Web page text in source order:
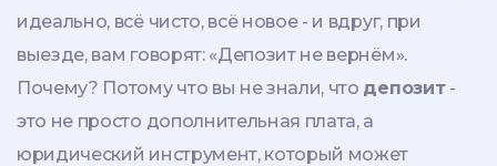
идеально, всё чисто, всё новое - и вдруг, при
выезде, вам говорят: «Депозит не вернём».
Почему? Потому что вы не знали, что депозит-
это не просто дополнительная плата, а
юридический инструмент, который может